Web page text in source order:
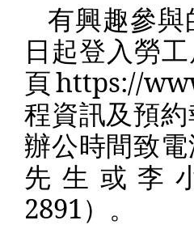
有興趣參
日起登入勞
頁https://
程資訊及預
辦公時間致
先生或李
2891）。